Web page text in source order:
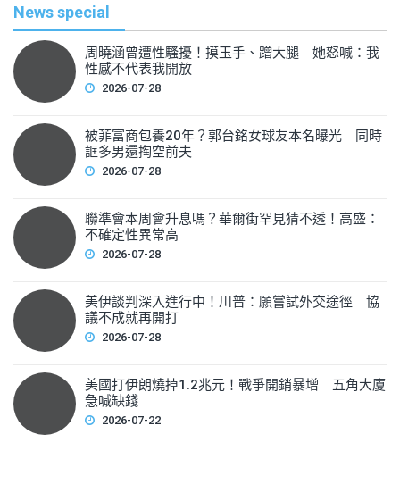
o
k
News special
周曉涵曾遭性騷擾！摸玉手、蹭大腿 她怒喊：我
性感不代表我開放
2026-07-28
被菲富商包養20年？郭台銘女球友本名曝光 同時
誆多男還掏空前夫
2026-07-28
聯準會本周會升息嗎？華爾街罕見猜不透！高盛：
不確定性異常高
2026-07-28
美伊談判深入進行中！川普：願嘗試外交途徑 協
議不成就再開打
2026-07-28
美國打伊朗燒掉1.2兆元！戰爭開銷暴增 五角大廈
急喊缺錢
2026-07-22